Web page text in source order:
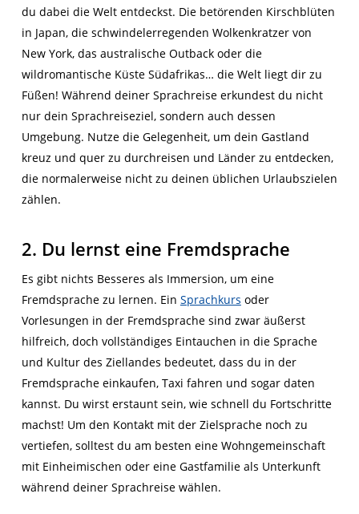
du dabei die Welt entdeckst. Die betörenden Kirschblüten
in Japan, die schwindelerregenden Wolkenkratzer von
New York, das australische Outback oder die
wildromantische Küste Südafrikas… die Welt liegt dir zu
Füßen! Während deiner Sprachreise erkundest du nicht
nur dein Sprachreiseziel, sondern auch dessen
Umgebung. Nutze die Gelegenheit, um dein Gastland
kreuz und quer zu durchreisen und Länder zu entdecken,
die normalerweise nicht zu deinen üblichen Urlaubszielen
zählen.
2. Du lernst eine Fremdsprache
Es gibt nichts Besseres als Immersion, um eine
Fremdsprache zu lernen. Ein Sprachkurs oder
Vorlesungen in der Fremdsprache sind zwar äußerst
hilfreich, doch vollständiges Eintauchen in die Sprache
und Kultur des Ziellandes bedeutet, dass du in der
Fremdsprache einkaufen, Taxi fahren und sogar daten
kannst. Du wirst erstaunt sein, wie schnell du Fortschritte
machst! Um den Kontakt mit der Zielsprache noch zu
vertiefen, solltest du am besten eine Wohngemeinschaft
mit Einheimischen oder eine Gastfamilie als Unterkunft
während deiner Sprachreise wählen.